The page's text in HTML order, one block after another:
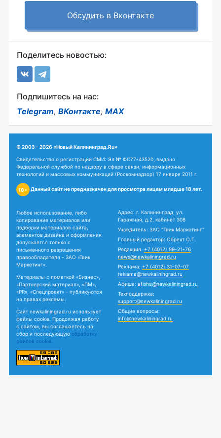
Обсудить в Вконтакте
Поделитесь новостью:
Подпишитесь на нас:
Telegram, ВКонтакте, MAX
© 2003 - 2026 «Новый Калининград.Ru»
Свидетельство о регистрации СМИ: Эл № ФС77-43520, выдано
Федеральной службой по надзору в сфере связи, информационных
технологий и массовых коммуникаций (Роскомнадзор) 17 января 2011 г.
18+ Данный сайт не предназначен для просмотра лицам младше 18 лет.
Любое использование, либо
копирование материалов или
подборки материалов сайта,
элементов дизайна и оформления
допускается только с
письменного разрешения
правообладателя - ЗАО «Твик
Маркетинг».
Материалы с пометкой «Бизнес»,
«Партнерский материал», «ПМ»,
«PR», «Спецпроект» - публикуются
на правах рекламы.
Сайт newkaliningrad.ru использует
файлы cookie. Продолжая работу
с сайтом, вы соглашаетесь на
сбор и последующую обработку
файлов cookie.
Адрес: г. Калининград, ул.
Гаражная, д.2, кабинет 308
Учредитель: ЗАО "Твик Маркетинг"
Главный редактор: Обрехт О.Г.
Редакция: +7 (4012) 99-21-76
news@newkaliningrad.ru
Реклама: +7 (4012) 31-07-07
reklama@newkaliningrad.ru
Афиша: afisha@newkaliningrad.ru
Техподдержка:
support@newkaliningrad.ru
Общие вопросы:
info@newkaliningrad.ru